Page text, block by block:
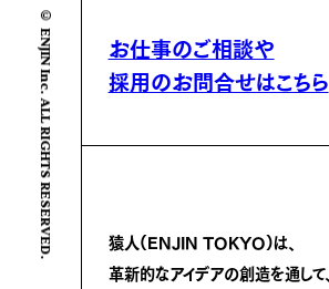
© ENJIN Inc. ALL RIGHTS RESERVED.
お仕事のご相談や
採用のお問合せはこちら
猿人(ENJIN TOKYO)は、
革新的なアイデアの創造を通して、